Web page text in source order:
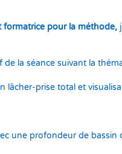
formatrice pour la méthode,
la séance suivant la
lâcher-prise total et
une profondeur de bassin